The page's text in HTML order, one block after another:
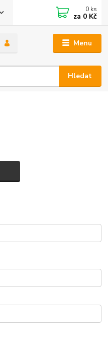
Menu
Hledat
0 ks
za 0 Kč